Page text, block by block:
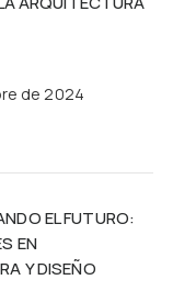
de 2024
EL FUTURO:
EN
Y DISEÑO